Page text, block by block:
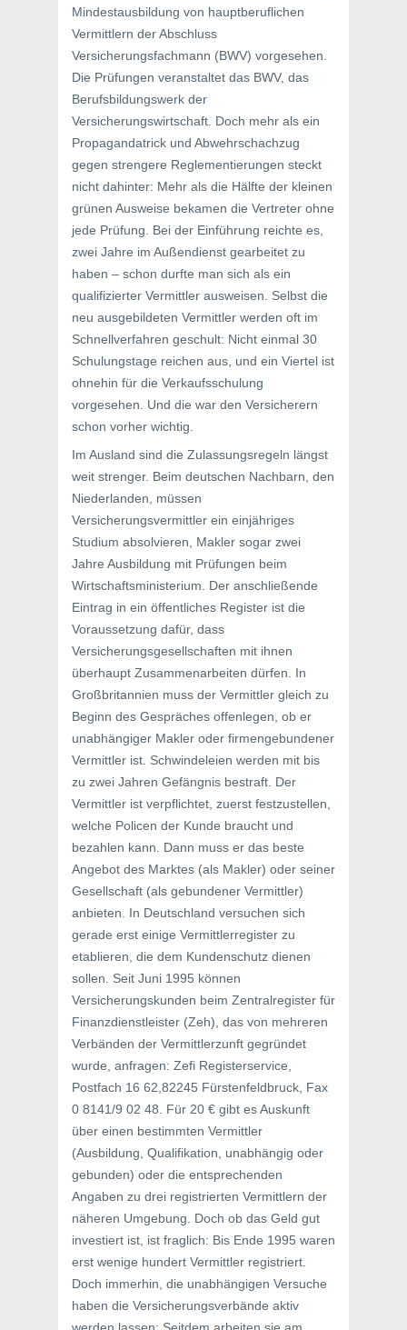
Mindestausbildung von hauptberuflichen
Vermittlern der Abschluss
Versicherungsfachmann (BWV) vorgesehen.
Die Prüfungen veranstaltet das BWV, das
Berufsbildungswerk der
Versicherungswirtschaft. Doch mehr als ein
Propagandatrick und Abwehrschachzug
gegen strengere Reglementierungen steckt
nicht dahinter: Mehr als die Hälfte der kleinen
grünen Ausweise bekamen die Vertreter ohne
jede Prüfung. Bei der Einführung reichte es,
zwei Jahre im Außendienst gearbeitet zu
haben – schon durfte man sich als ein
qualifizierter Vermittler ausweisen. Selbst die
neu ausgebildeten Vermittler werden oft im
Schnellverfahren geschult: Nicht einmal 30
Schulungstage reichen aus, und ein Viertel ist
ohnehin für die Verkaufsschulung
vorgesehen. Und die war den Versicherern
schon vorher wichtig.
Im Ausland sind die Zulassungsregeln längst
weit strenger. Beim deutschen Nachbarn, den
Niederlanden, müssen
Versicherungsvermittler ein einjähriges
Studium absolvieren, Makler sogar zwei
Jahre Ausbildung mit Prüfungen beim
Wirtschaftsministerium. Der anschließende
Eintrag in ein öffentliches Register ist die
Voraussetzung dafür, dass
Versicherungsgesellschaften mit ihnen
überhaupt Zusammenarbeiten dürfen. In
Großbritannien muss der Vermittler gleich zu
Beginn des Gespräches offenlegen, ob er
unabhängiger Makler oder firmengebundener
Vermittler ist. Schwindeleien werden mit bis
zu zwei Jahren Gefängnis bestraft. Der
Vermittler ist verpflichtet, zuerst festzustellen,
welche Policen der Kunde braucht und
bezahlen kann. Dann muss er das beste
Angebot des Marktes (als Makler) oder seiner
Gesellschaft (als gebundener Vermittler)
anbieten. In Deutschland versuchen sich
gerade erst einige Vermittlerregister zu
etablieren, die dem Kundenschutz dienen
sollen. Seit Juni 1995 können
Versicherungskunden beim Zentralregister für
Finanzdienstleister (Zeh), das von mehreren
Verbänden der Vermittlerzunft gegründet
wurde, anfragen: Zefi Registerservice,
Postfach 16 62,82245 Fürstenfeldbruck, Fax
0 8141/9 02 48. Für 20 € gibt es Auskunft
über einen bestimmten Vermittler
(Ausbildung, Qualifikation, unabhängig oder
gebunden) oder die entsprechenden
Angaben zu drei registrierten Vermittlern der
näheren Umgebung. Doch ob das Geld gut
investiert ist, ist fraglich: Bis Ende 1995 waren
erst wenige hundert Vermittler registriert.
Doch immerhin, die unabhängigen Versuche
haben die Versicherungsverbände aktiv